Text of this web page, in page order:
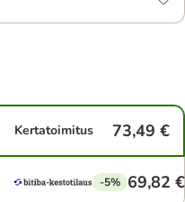
Kertatoimitus 73,49 €
-5% 69,82 €